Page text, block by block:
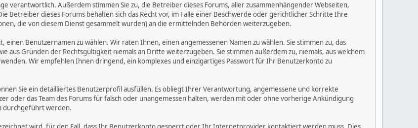
verantwortlich. Außerdem stimmen Sie zu, die Betreiber dieses Forums, aller zusammenhängender Webseiten,
Betreiber dieses Forums behalten sich das Recht vor, im Falle einer Beschwerde oder gerichtlicher Schritte Ihre
die von diesem Dienst gesammelt wurden) an die ermittelnden Behörden weiterzugeben.
Benutzernamen zu wählen. Wir raten Ihnen, einen angemessenen Namen zu wählen. Sie stimmen zu, das
aus Gründen der Rechtsgültigkeit niemals an Dritte weiterzugeben. Sie stimmen außerdem zu, niemals, aus welchem
Wir empfehlen Ihnen dringend, ein komplexes und einzigartiges Passwort für Ihr Benutzerkonto zu
Sie ein detailliertes Benutzerprofil ausfüllen. Es obliegt Ihrer Verantwortung, angemessene und korrekte
oder das Team des Forums für falsch oder unangemessen halten, werden mit oder ohne vorherige Ankündigung
durchgeführt werden.